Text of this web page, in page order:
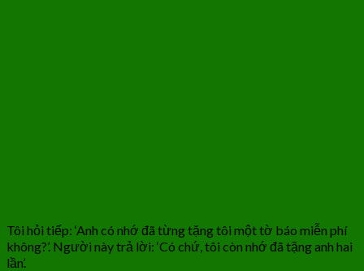
Tôi hỏi tiếp: ‘Anh có nhớ đã từng tặng tôi một tờ báo miễn phí
không?’. Người này trả lời: ‘Có chứ, tôi còn nhớ đã tặng anh hai
lần’.